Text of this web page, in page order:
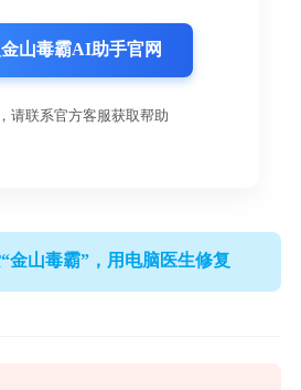
山毒霸AI助手官网
请联系官方客服获取帮助
金山毒霸”，用电脑医生修复